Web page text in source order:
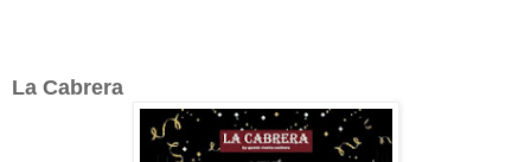
La Cabrera